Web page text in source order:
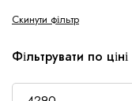
Скинути фільтр
Фільтрувати по ціні